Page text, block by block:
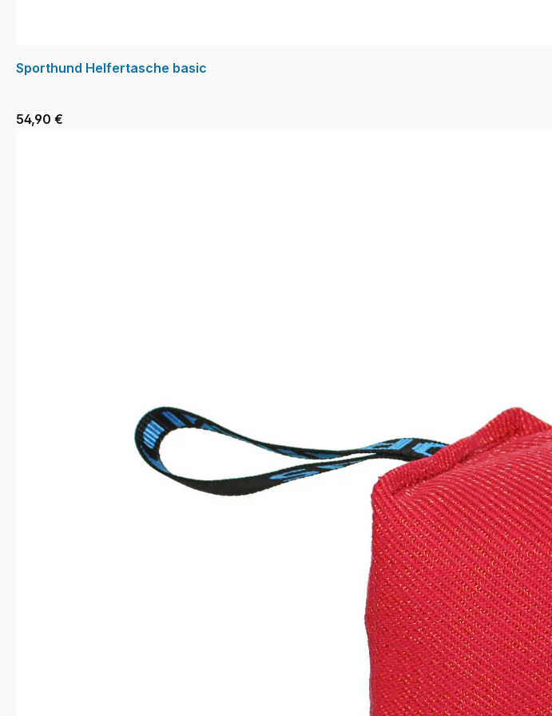
Sporthund Helfertasche basic
54,90 €